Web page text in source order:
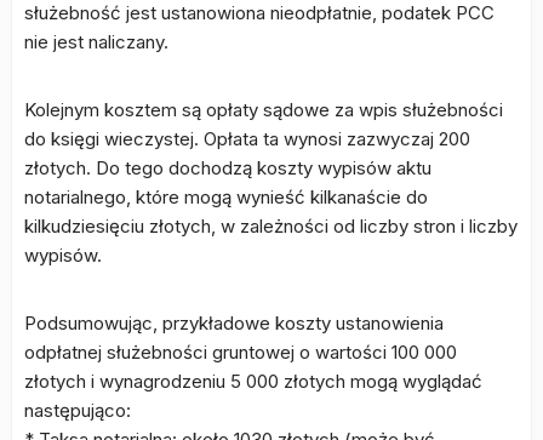
służebność jest ustanowiona nieodpłatnie, podatek PCC
nie jest naliczany.
Kolejnym kosztem są opłaty sądowe za wpis służebności
do księgi wieczystej. Opłata ta wynosi zazwyczaj 200
złotych. Do tego dochodzą koszty wypisów aktu
notarialnego, które mogą wynieść kilkanaście do
kilkudziesięciu złotych, w zależności od liczby stron i liczby
wypisów.
Podsumowując, przykładowe koszty ustanowienia
odpłatnej służebności gruntowej o wartości 100 000
złotych i wynagrodzeniu 5 000 złotych mogą wyglądać
następująco: